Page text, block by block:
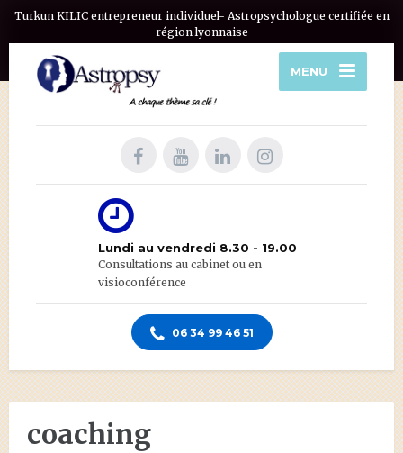
Turkun KILIC entrepreneur individuel- Astropsychologue certifiée en
région lyonnaise
MENU
Lundi au vendredi 8.30 - 19.00
Consultations au cabinet ou en
visioconférence
06 34 99 46 51
coaching